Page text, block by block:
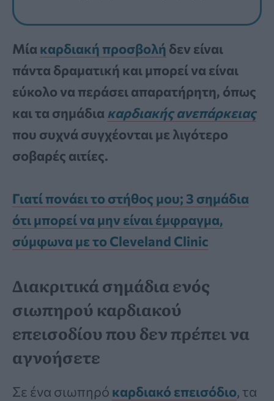
Μία καρδιακή προσβολή δεν είναι
πάντα δραματική και μπορεί να είναι
εύκολο να περάσει απαρατήρητη, όπως
και τα σημάδια καρδιακής ανεπάρκειας
που συχνά συγχέονται με λιγότερο
σοβαρές αιτίες.
Γιατί πονάει το στήθος μου; 3 σημάδια
ότι μπορεί να μην είναι έμφραγμα,
σύμφωνα με το Cleveland Clinic
Διακριτικά σημάδια ενός
σιωπηρού καρδιακού
επεισοδίου που δεν πρέπει να
αγνοήσετε
Σε ένα σιωπηρό καρδιακό επεισόδιο, τα